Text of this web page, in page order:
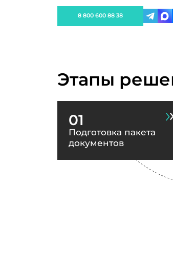
8 800 600 88 38
Этапы
01
Подготовка пакета
документов